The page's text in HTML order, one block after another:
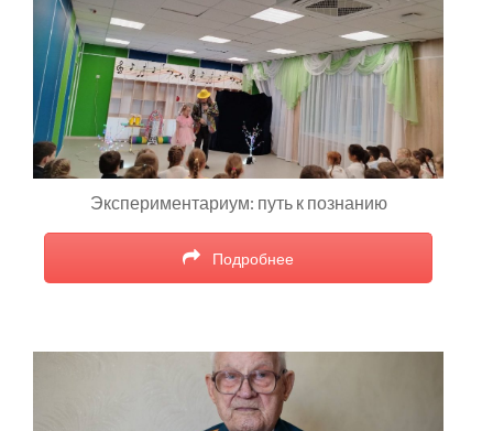
Экспериментариум: путь к познанию
Подробнее